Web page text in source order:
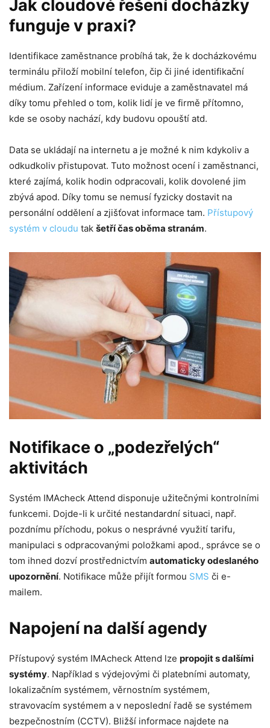
Jak cloudové řešení docházky
funguje v praxi?
Identifikace zaměstnance probíhá tak, že k docházkovému
terminálu přiloží mobilní telefon, čip či jiné identifikační
médium. Zařízení informace eviduje a zaměstnavatel má
díky tomu přehled o tom, kolik lidí je ve firmě přítomno,
kde se osoby nachází, kdy budovu opouští atd.
Data se ukládají na internetu a je možné k nim kdykoliv a
odkudkoliv přistupovat. Tuto možnost ocení i zaměstnanci,
které zajímá, kolik hodin odpracovali, kolik dovolené jim
zbývá apod. Díky tomu se nemusí fyzicky dostavit na
personální oddělení a zjišťovat informace tam. Přístupový
systém v cloudu tak šetří čas oběma stranám.
Notifikace o „podezřelých“
aktivitách
Systém IMAcheck Attend disponuje užitečnými kontrolními
funkcemi. Dojde-li k určité nestandardní situaci, např.
pozdnímu příchodu, pokus o nesprávné využití tarifu,
manipulaci s odpracovanými položkami apod., správce se o
tom ihned dozví prostřednictvím automaticky odeslaného
upozornění. Notifikace může přijít formou SMS či e-
mailem.
Napojení na další agendy
Přístupový systém IMAcheck Attend lze propojit s dalšími
systémy. Například s výdejovými či platebními automaty,
lokalizačním systémem, věrnostním systémem,
stravovacím systémem a v neposlední řadě se systémem
bezpečnostním (CCTV). Bližší informace najdete na